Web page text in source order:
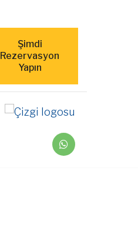
Şimdi
Rezervasyon
Yapın